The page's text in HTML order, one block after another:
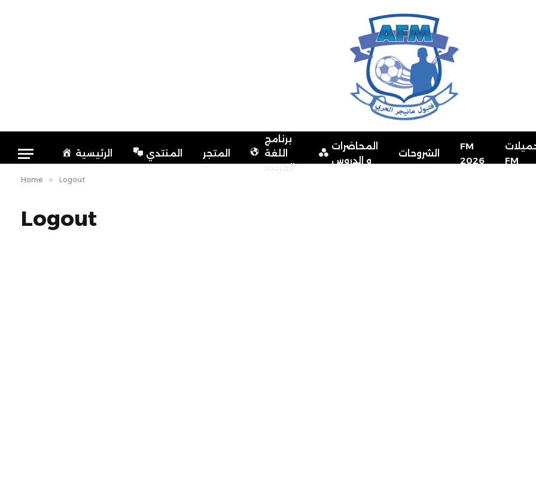
الرئيسية المنتدي المتجر
برنامج
اللغة
العربية
المحاضرات
و الدروس
الشروحات
FM
2026
FM
Home » Logout
Logout